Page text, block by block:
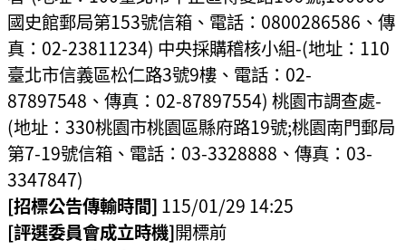
國史館郵局第153號信箱、電話：0800286586、傳
真：02-23811234) 中央採購稽核小組-(地址：110
臺北市信義區松仁路3號9樓、電話：02-
87897548、傳真：02-87897554) 桃園市調查處-
(地址：330桃園市桃園區縣府路19號;桃園南門郵局
第7-19號信箱、電話：03-3328888、傳真：03-
3347847)
[招標公告傳輸時間] 115/01/29 14:25
[評選委員會成立時機]開標前